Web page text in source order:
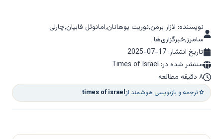
نویسنده: لازار برمن,نوریت یوهانان,امانوئل فابیان,چارلی
سامرز,خبرگزاری‌ها
تاریخ انتشار: 2025-07-17
منتشر شده در: Times of Israel
۸ دقیقه مطالعه
ترجمه و بازنویسی هوشمند ازtimes of israel